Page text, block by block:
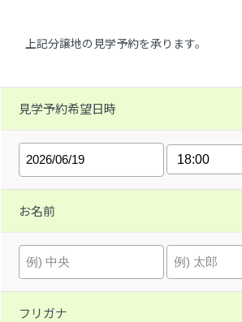
上記分譲地の見学予約を承ります。
見学予約希望日時
お名前
フリガナ